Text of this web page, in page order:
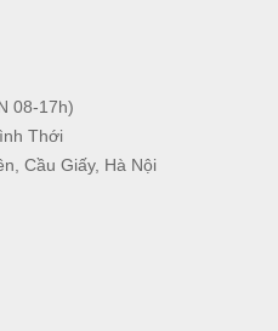
08-17h)
Thới
Cầu Giấy, Hà Nội